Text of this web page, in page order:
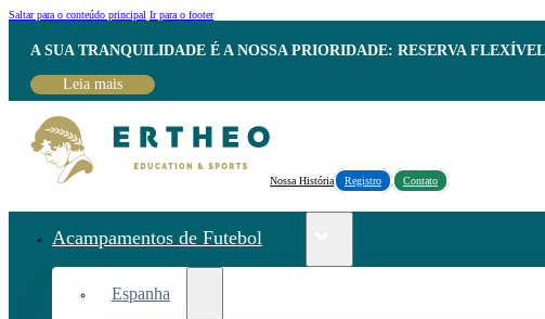
Saltar para o conteúdo principal Ir para o footer
A SUA TRANQUILIDADE É A NOSSA PRIORIDADE: RESERVA
Leia mais
Nossa História Registro Contato
Acampamentos de Futebol
Espanha